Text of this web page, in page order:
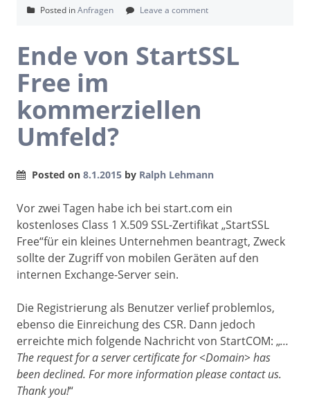
Posted inAnfragen Leave a comment
Ende von StartSSL
Free im
kommerziellen
Umfeld?
Posted on 8.1.2015 by Ralph Lehmann
Vor zwei Tagen habe ich bei start.com ein
kostenloses Class 1 X.509 SSL-Zertifikat „StartSSL
Free“für ein kleines Unternehmen beantragt, Zweck
sollte der Zugriff von mobilen Geräten auf den
internen Exchange-Server sein.
Die Registrierung als Benutzer verlief problemlos,
ebenso die Einreichung des CSR. Dann jedoch
erreichte mich folgende Nachricht von StartCOM: „…
The request for a server certificate for <Domain> has
been declined. For more information please contact us.
Thank you!“